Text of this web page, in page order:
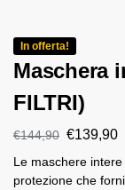
In offerta!
Maschera
FILTRI)
€144,90 €139,90
Le maschere
protezione che